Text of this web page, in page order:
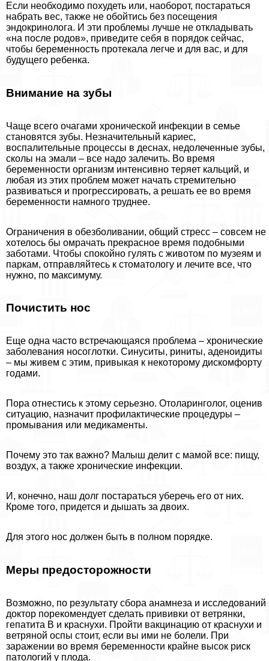
Если необходимо похудеть или, наоборот, постараться
набрать вес, также не обойтись без посещения
эндокринолога. И эти проблемы лучше не откладывать
«на после родов», приведите себя в порядок сейчас,
чтобы беременность протекала легче и для вас, и для
будущего ребенка.
Внимание на зубы
Чаще всего очагами хронической инфекции в семье
становятся зубы. Незначительный кариес,
воспалительные процессы в деснах, недолеченные зубы,
сколы на эмали – все надо залечить. Во время
беременности организм интенсивно теряет кальций, и
любая из этих проблем может начать стремительно
развиваться и прогрессировать, а решать ее во время
беременности намного труднее.
Ограничения в обезболивании, общий стресс – совсем не
хотелось бы омрачать прекрасное время подобными
заботами. Чтобы спокойно гулять с животом по музеям и
паркам, отправляйтесь к стоматологу и лечите все, что
нужно, по максимуму.
Почистить нос
Еще одна часто встречающаяся проблема – хронические
заболевания носоглотки. Синуситы, риниты, аденоидиты
– мы живем с этим, привыкая к некоторому дискомфорту
годами.
Пора отнестись к этому серьезно. Отоларинголог, оценив
ситуацию, назначит профилактические процедуры –
промывания или медикаменты.
Почему это так важно? Малыш делит с мамой все: пищу,
воздух, а также хронические инфекции.
И, конечно, наш долг постараться уберечь его от них.
Кроме того, придется и дышать за двоих.
Для этого нос должен быть в полном порядке.
Меры предосторожности
Возможно, по результату сбора анамнеза и исследований
доктор порекомендует сделать прививки от ветрянки,
гепатита В и краснухи. Пройти вакцинацию от краснухи и
ветряной оспы стоит, если вы ими не болели. При
заражении во время беременности крайне высок риск
патологий у плода.